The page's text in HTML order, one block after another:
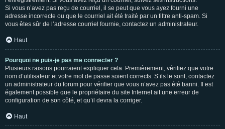
Si vous n’avez pas reçu de courriel, il se peut que vous ayez fourni une
adresse incorrecte ou que le courriel ait été traité par un filtre anti-spam. Si
vous êtes sûr de l’adresse courriel fournie, contactez un administrateur.
Haut
Pourquoi ne puis-je pas me connecter ?
Plusieurs raisons pourraient expliquer cela. Premièrement, vérifiez que votre
nom d’utilisateur et votre mot de passe soient corrects. S’ils le sont, contactez
un administrateur du forum pour vérifier que vous n’avez pas été banni. Il est
également possible que le propriétaire du site Internet ait une erreur de
configuration de son côté, et qu’il devra la corriger.
Haut